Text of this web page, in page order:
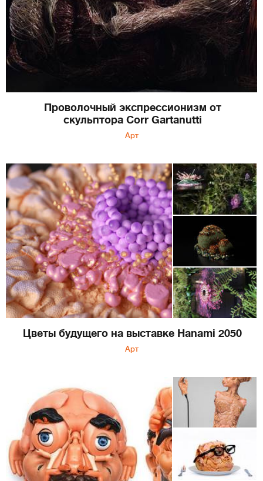
Проволочный экспрессионизм от
скульптора Corr Gartanutti
Арт
Цветы будущего на выставке Hanami 2050
Арт